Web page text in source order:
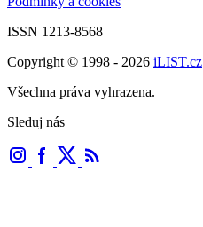
ISSN 1213-8568
Copyright © 1998 - 2026 iLIST.cz
Všechna práva vyhrazena.
Sleduj nás